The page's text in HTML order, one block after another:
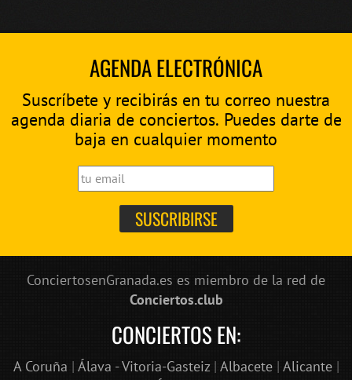
AGENDA ELECTRÓNICA
Suscríbete y recibirás en tu correo nuestra
agenda diaria de conciertos. Puedes darte de
baja en cualquier momento
ConciertosenGranada.es es miembro de la red de
Conciertos.club
CONCIERTOS EN:
A Coruña | Álava - Vitoria-Gasteiz| Albacete| Alicante|